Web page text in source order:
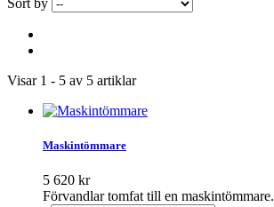
Visar 1 - 5 av 5 artiklar
Maskintömmare
5 620 kr
Förvandlar tomfat till en maskintömmare.